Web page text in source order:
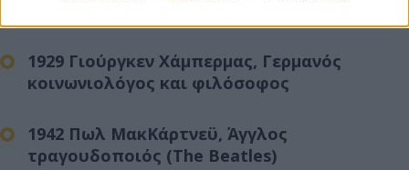
1929 Γιούργκεν Χάμπερμας, Γερμανός
κοινωνιολόγος και φιλόσοφος
1942 Πωλ ΜακΚάρτνεϋ, Άγγλος
τραγουδοποιός (The Beatles)